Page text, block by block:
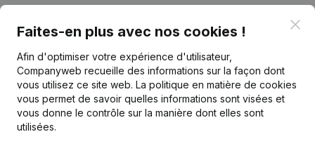
Faites-en plus avec nos cookies !
Afin d'optimiser votre expérience d'utilisateur,
Companyweb recueille des informations sur la façon dont
vous utilisez ce site web. La politique en matière de cookies
vous permet de savoir quelles informations sont visées et
vous donne le contrôle sur la manière dont elles sont
utilisées.
Français
Kantorenpark Everest
Produit
Informations d’entreprise
Monitoring
Recherche internationale